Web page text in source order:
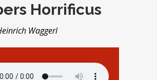
Horrificus
Waggerl